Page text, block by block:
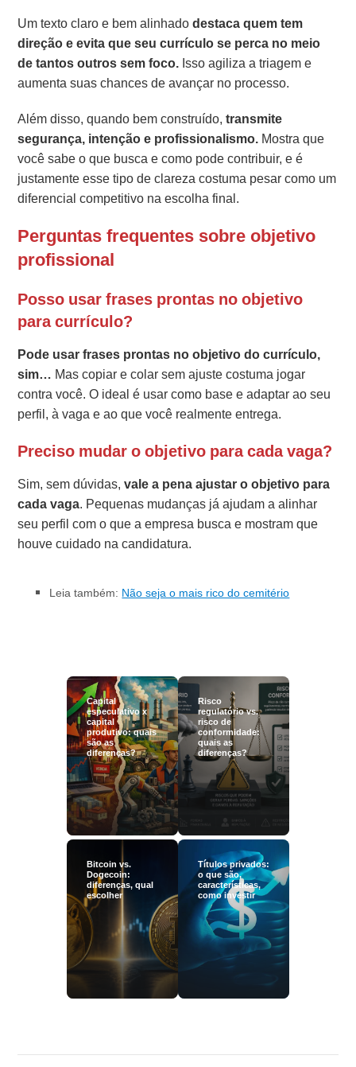
Um texto claro e bem alinhadodestaca quem tem
direção e evita que seu currículo se perca no meio
de tantos outros sem foco. Isso agiliza a triagem e
aumenta suas chances de avançar no processo.
Além disso, quando bem construído,transmite
segurança, intenção e profissionalismo. Mostra que
você sabe o que busca e como pode contribuir, e é
justamente esse tipo de clareza costuma pesar como um
diferencial competitivo na escolha final.
Perguntas frequentes sobre objetivo
profissional
Posso usar frases prontas no objetivo
para currículo?
Pode usar frases prontas no objetivo do currículo,
sim… Mas copiar e colar sem ajuste costuma jogar
contra você. O ideal é usar como base e adaptar ao seu
perfil, à vaga e ao que você realmente entrega.
Preciso mudar o objetivo para cada vaga?
Sim, sem dúvidas,vale a pena ajustar o objetivo para
cada vaga. Pequenas mudanças já ajudam a alinhar
seu perfil com o que a empresa busca e mostram que
houve cuidado na candidatura.
Leia também: Não seja o mais rico do cemitério
Capital
especulativo x
capital
produtivo: quais
são as
diferenças?
Risco
regulatório vs.
risco de
conformidade:
quais as
diferenças?
Bitcoin vs.
Dogecoin:
diferenças, qual
escolher
Títulos privados:
o que são,
características,
como investir